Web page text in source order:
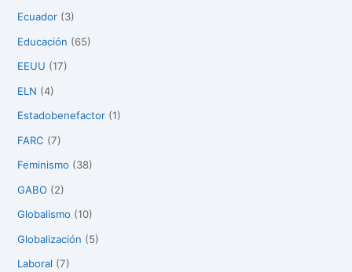
Ecuador (3)
Educación (65)
EEUU (17)
ELN (4)
Estadobenefactor (1)
FARC (7)
Feminismo (38)
GABO (2)
Globalismo (10)
Globalización (5)
Laboral (7)